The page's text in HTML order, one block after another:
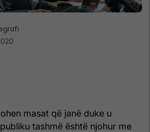
masat që janë duke u
tashmë është njohur me